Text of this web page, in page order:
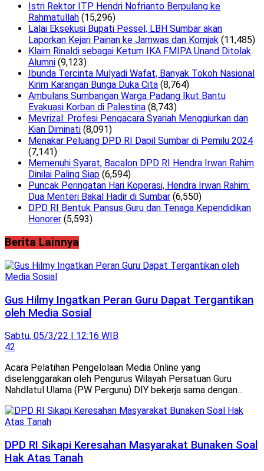
Istri Rektor ITP Hendri Nofrianto Berpulang ke
Rahmatullah (15,296)
Lalai Eksekusi Bupati Pessel, LBH Sumbar akan
Laporkan Kejari Painan ke Jamwas dan Komjak (11,485)
Klaim Rinaldi sebagai Ketum IKA FMIPA Unand Ditolak
Alumni (9,123)
Ibunda Tercinta Mulyadi Wafat, Banyak Tokoh Nasional
Kirim Karangan Bunga Duka Cita (8,764)
Ambulans Sumbangan Warga Padang Ikut Bantu
Evakuasi Korban di Palestina (8,743)
Mevrizal: Profesi Pengacara Syariah Menggiurkan dan
Kian Diminati (8,091)
Menakar Peluang DPD RI Dapil Sumbar di Pemilu 2024
(7,141)
Memenuhi Syarat, Bacalon DPD RI Hendra Irwan Rahim
Dinilai Paling Siap (6,594)
Puncak Peringatan Hari Koperasi, Hendra Irwan Rahim:
Dua Menteri Bakal Hadir di Sumbar (6,550)
DPD RI Bentuk Pansus Guru dan Tenaga Kependidikan
Honorer (5,593)
Berita Lainnya
Gus Hilmy Ingatkan Peran Guru Dapat Tergantikan
oleh Media Sosial
Sabtu, 05/3/22 | 12:16 WIB
42
Acara Pelatihan Pengelolaan Media Online yang
diselenggarakan oleh Pengurus Wilayah Persatuan Guru
Nahdlatul Ulama (PW Pergunu) DIY bekerja sama dengan...
DPD RI Sikapi Keresahan Masyarakat Bunaken Soal
Hak Atas Tanah